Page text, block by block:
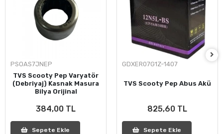
PSOAS7JNEP
TVS Scooty Pep Varyatör
(Debriyaj) Kasnak Masura
Bilya Orijinal
384,00 TL
Sepete Ekle
GDXER07G1Z-1407
TVS Scooty Pep Abus Akü
825,60 TL
Sepete Ekle